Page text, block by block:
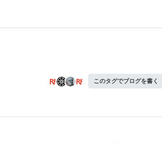
このタグでブログを書く